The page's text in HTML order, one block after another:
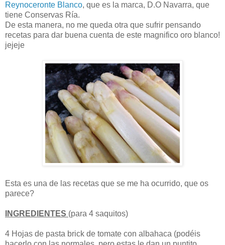
Reynoceronte Blanco, que es la marca, D.O Navarra, que
tiene Conservas Ría.
De esta manera, no me queda otra que sufrir pensando
recetas para dar buena cuenta de este magnifico oro blanco!
jejeje
Esta es una de las recetas que se me ha ocurrido, que os
parece?
INGREDIENTES (para 4 saquitos)
4 Hojas de pasta brick de tomate con albahaca (podéis